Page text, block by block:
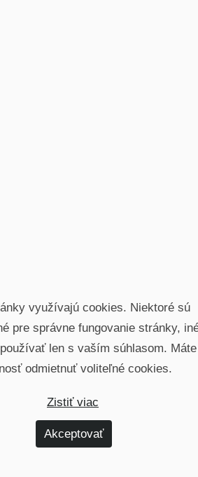
Opäť tie štatistiky sa líšia,
financií je to asi
špinavých peňazí, ktorý
že ten kryptosvet
sekundárnu úlohu. Má to
ten kryptosvet tým, že je
ktorý je vlastne reťaz
prístupných dát všetkým
je na to extrémne
iba príklad hotovosti
cash v igelitke, ktorý
alebo to budem chcieť urobiť
že to preženiem cez
už navždy ostanú zapísané
tak tá igelitka je oveľa lepší
ak vás pri tom nikto
pri tom neodfotil alebo
už to nie je možné nikdy
že tú igelitku ste niekomu
ešte rôzne iné obalové
je ten cash fantastický, že je
kriminálnikov. A to krypto
využívajú cookies. Niektoré sú
pre správne fungovanie stránky,
len s vaším súhlasom. Máte
odmietnuť voliteľné cookies.
Zistiť viac
Akceptovať